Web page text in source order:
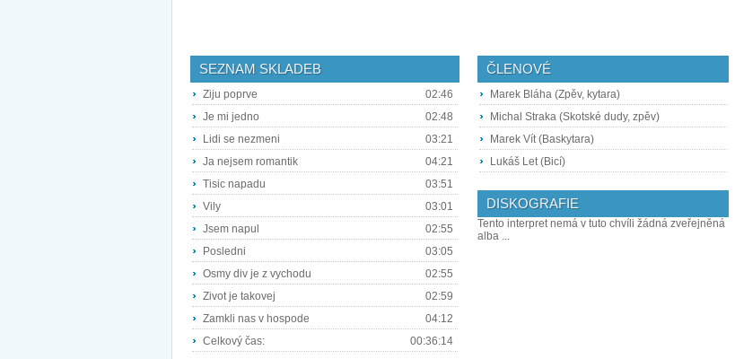
SEZNAM SKLADEB
Ziju poprve
02:46
Je mi jedno
02:48
Lidi se nezmeni
03:21
Ja nejsem romantik
04:21
Tisic napadu
03:51
Vily
03:01
Jsem napul
02:55
Posledni
03:05
Osmy div je z vychodu
02:55
Zivot je takovej
02:59
Zamkli nas v hospode
04:12
Celkový čas:
00:36:14
ČLENOVÉ
Marek Bláha (Zpěv, kytara)
Michal Straka (Skotské dudy, zpěv)
Marek Vít (Baskytara)
Lukáš Let (Bicí)
DISKOGRAFIE
Tento interpret nemá v tuto chvíli žádná zveřejněná
alba ...